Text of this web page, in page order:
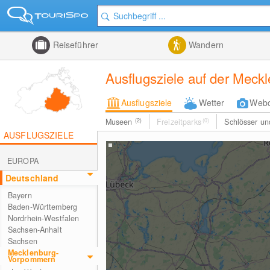
Reiseführer Wandern
Ausflugsziele auf der
Ausflugsziele Wetter
Museen (2) Freizeitparks (0) Schlösser
AUSFLUGSZIELE
EUROPA
Deutschland
Bayern
Baden-Württemberg
Nordrhein-Westfalen
Sachsen-Anhalt
Sachsen
Mecklenburg-
Vorpommern